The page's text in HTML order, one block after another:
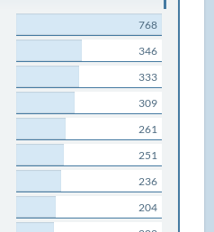
768
346
333
309
261
251
236
204